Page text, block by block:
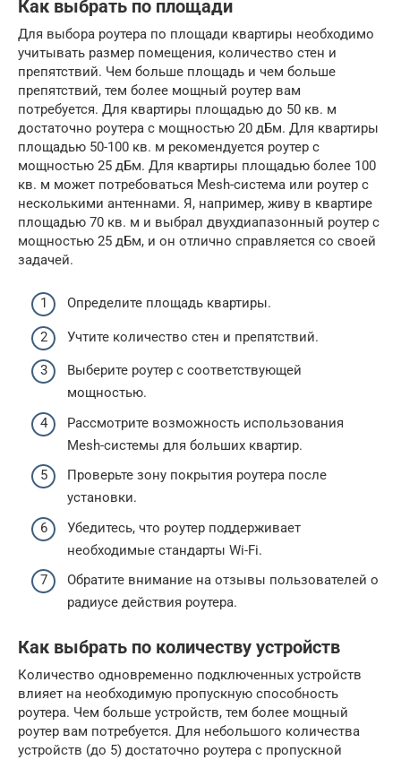
Как выбрать по площади
Для выбора роутера по площади квартиры необходимо
учитывать размер помещения, количество стен и
препятствий. Чем больше площадь и чем больше
препятствий, тем более мощный роутер вам
потребуется. Для квартиры площадью до 50 кв. м
достаточно роутера с мощностью 20 дБм. Для квартиры
площадью 50-100 кв. м рекомендуется роутер с
мощностью 25 дБм. Для квартиры площадью более 100
кв. м может потребоваться Mesh-система или роутер с
несколькими антеннами. Я, например, живу в квартире
площадью 70 кв. м и выбрал двухдиапазонный роутер с
мощностью 25 дБм, и он отлично справляется со своей
задачей.
Определите площадь квартиры.
Учтите количество стен и препятствий.
Выберите роутер с соответствующей
мощностью.
Рассмотрите возможность использования
Mesh-системы для больших квартир.
Проверьте зону покрытия роутера после
установки.
Убедитесь, что роутер поддерживает
необходимые стандарты Wi-Fi.
Обратите внимание на отзывы пользователей о
радиусе действия роутера.
Как выбрать по количеству устройств
Количество одновременно подключенных устройств
влияет на необходимую пропускную способность
роутера. Чем больше устройств, тем более мощный
роутер вам потребуется. Для небольшого количества
устройств (до 5) достаточно роутера с пропускной